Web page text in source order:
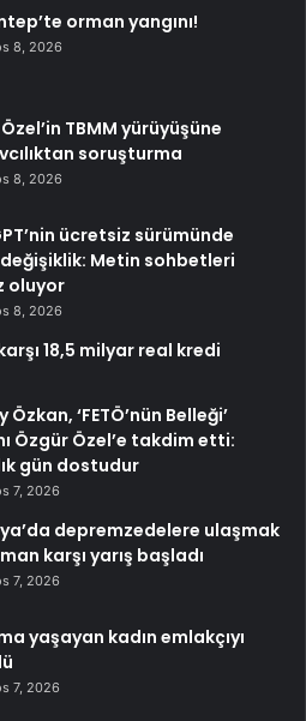
orman yangını!
8, 2026
TBMM yürüyüşüne
soruşturma
8, 2026
ücretsiz sürümünde
Metin sohbetleri
oluyor
8, 2026
18,5 milyar real kredi
Özkan, ‘FETÖ’nün Belleği’
Özgür Özel’e takdim etti:
gün dostudur
7, 2026
depremzedelere ulaşmak
karşı yarış başladı
7, 2026
yaşayan kadın emlakçıyı
7, 2026